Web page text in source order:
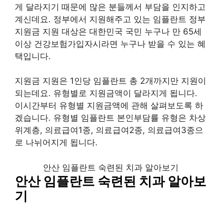
게 달라지기 때문에 많은 분들께서 부담을 인지하고
계신데요. 정부에서 지원해주고 있는 임플란트 정부
지원금 지원 대상은 대한민국 국민 누구나 만 65세
이상 건강보험가입자시라면 누구나 받을 수 있는 혜
택입니다.
지원금 지원은 1인당 임플란트 총 2개까지만 지원이
되는데요. 유형별로 지원금액이 달라지게 됩니다.
이시간부터 유형별 지원금액에 관해 살펴보도록 하
겠습니다. 유형별 임플란트 본인부담률 유형은 차상
위계층, 의료급여1종, 의료급여2종, 의료급여3종으
로 나뉘어지게 됩니다.
안산 임플란트 숙련된 치과 알아보기
안산 임플란트 숙련된 치과 알아보
기